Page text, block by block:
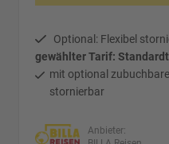
Optional: Flexibel
gewählter Tarif:
mit optional
stornierbar
Anbieter: